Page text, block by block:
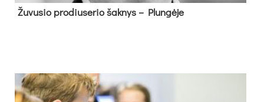
Žu­vu­sio pro­diu­se­rio šak­nys – Plun­gė­je